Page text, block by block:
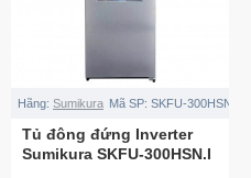
Hãng: Sumikura Mã SP: SKFU-300HSN.I
Tủ đông đứng Inverter
Sumikura SKFU-300HSN.I